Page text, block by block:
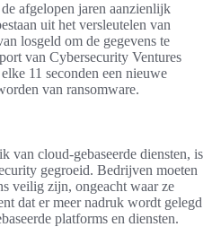
afgelopen jaren aanzienlijk
uit het versleutelen van
losgeld om de gegevens te
van Cybersecurity Ventures
11 seconden een nieuwe
van ransomware.
van cloud-gebaseerde diensten, is
gegroeid. Bedrijven moeten
veilig zijn, ongeacht waar ze
dat er meer nadruk wordt gelegd
platforms en diensten.